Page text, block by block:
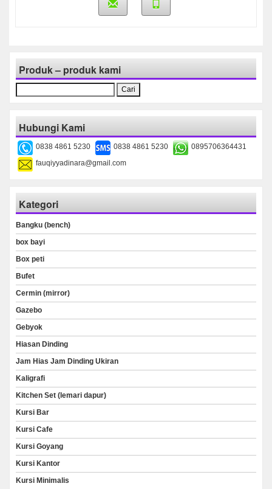
Produk – produk kami
Cari
untuk:
Hubungi Kami
0838 4861 5230 0838 4861 5230
0895706364431
fauqiyyadinara@gmail.com
Kategori
Bangku (bench)
box bayi
Box peti
Bufet
Cermin (mirror)
Gazebo
Gebyok
Hiasan Dinding
Jam Hias Jam Dinding Ukiran
Kaligrafi
Kitchen Set (lemari dapur)
Kursi Bar
Kursi Cafe
Kursi Goyang
Kursi Kantor
Kursi Minimalis